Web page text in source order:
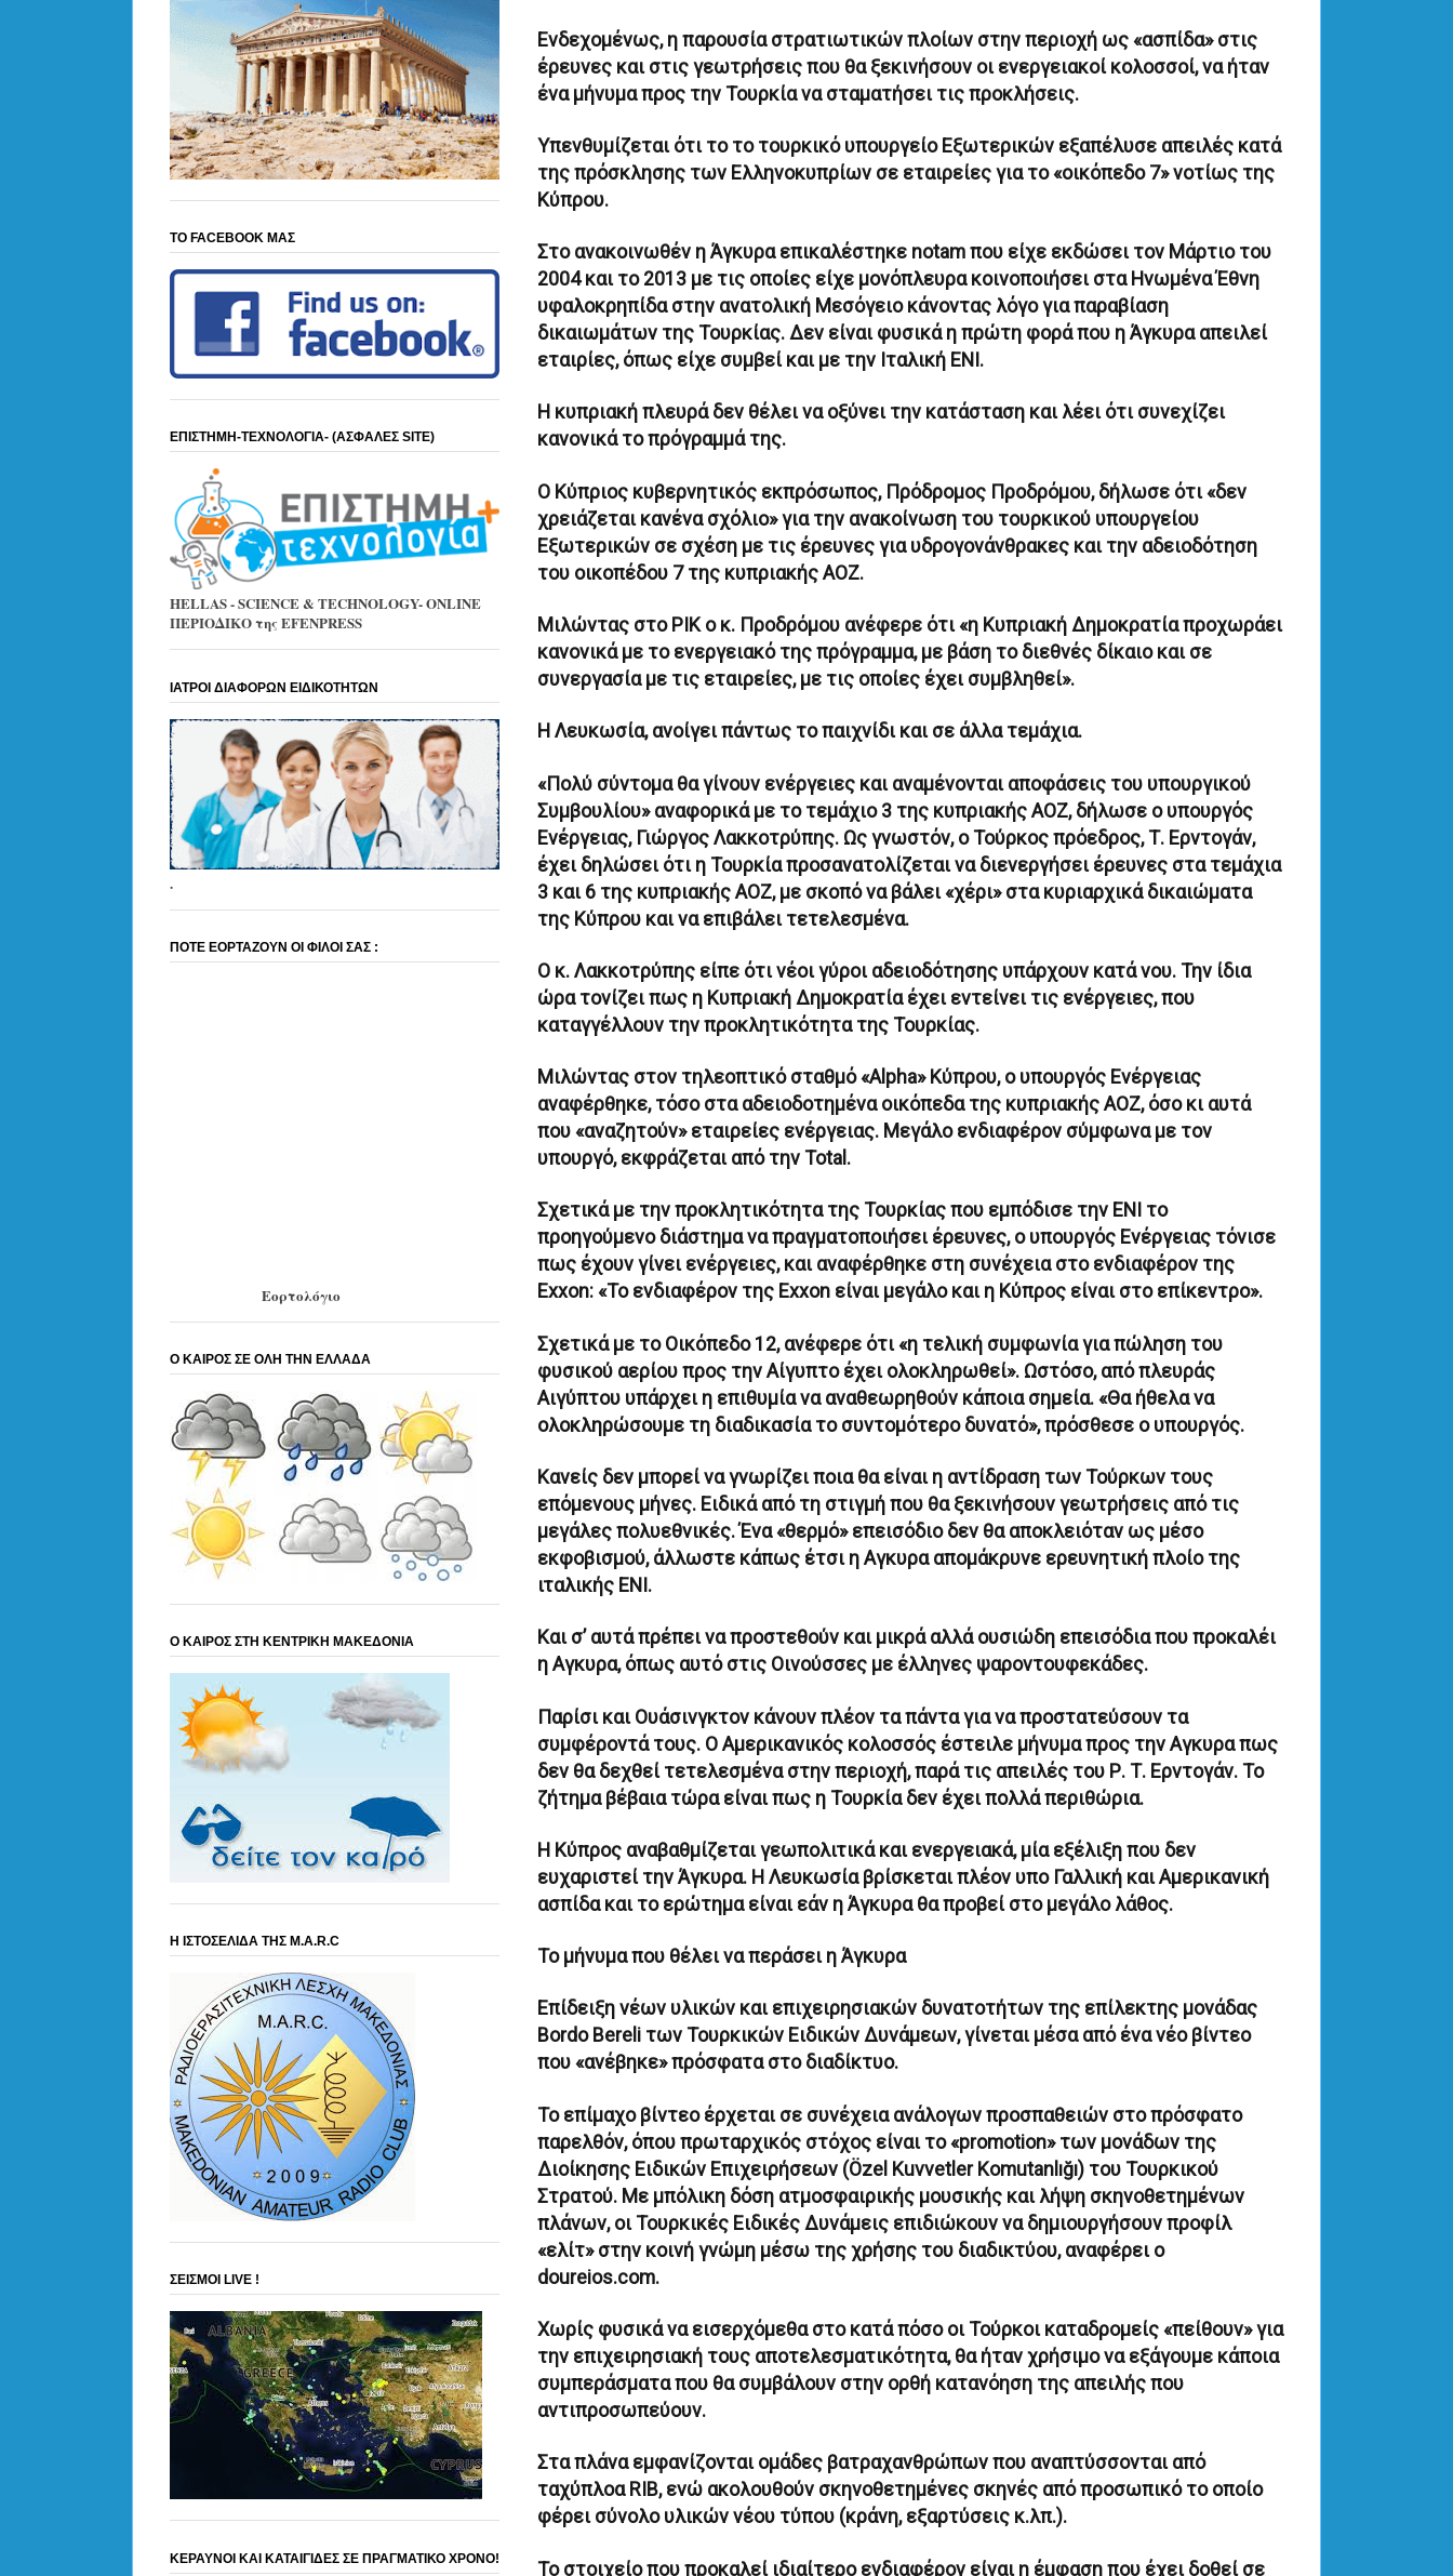
Ενδεχομένως, η παρουσία στρατιωτικών πλοίων στην περιοχή ως «ασπίδα» στις
έρευνες και στις γεωτρήσεις που θα ξεκινήσουν οι ενεργειακοί κολοσσοί, να ήταν
ένα μήνυμα προς την Τουρκία να σταματήσει τις προκλήσεις.
Υπενθυμίζεται ότι το το τουρκικό υπουργείο Εξωτερικών εξαπέλυσε απειλές κατά
της πρόσκλησης των Ελληνοκυπρίων σε εταιρείες για το «οικόπεδο 7» νοτίως της
Κύπρου.
Στο ανακοινωθέν η Άγκυρα επικαλέστηκε notam που είχε εκδώσει τον Μάρτιο του
2004 και το 2013 με τις οποίες είχε μονόπλευρα κοινοποιήσει στα Ηνωμένα Έθνη
υφαλοκρηπίδα στην ανατολική Μεσόγειο κάνοντας λόγο για παραβίαση
δικαιωμάτων της Τουρκίας. Δεν είναι φυσικά η πρώτη φορά που η Άγκυρα απειλεί
εταιρίες, όπως είχε συμβεί και με την Ιταλική ΕΝΙ.
Η κυπριακή πλευρά δεν θέλει να οξύνει την κατάσταση και λέει ότι συνεχίζει
κανονικά το πρόγραμμά της.
Ο Κύπριος κυβερνητικός εκπρόσωπος, Πρόδρομος Προδρόμου, δήλωσε ότι «δεν
χρειάζεται κανένα σχόλιο» για την ανακοίνωση του τουρκικού υπουργείου
Εξωτερικών σε σχέση με τις έρευνες για υδρογονάνθρακες και την αδειοδότηση
του οικοπέδου 7 της κυπριακής ΑΟΖ.
Μιλώντας στο ΡΙΚ ο κ. Προδρόμου ανέφερε ότι «η Κυπριακή Δημοκρατία προχωράει
κανονικά με το ενεργειακό της πρόγραμμα, με βάση το διεθνές δίκαιο και σε
συνεργασία με τις εταιρείες, με τις οποίες έχει συμβληθεί».
Η Λευκωσία, ανοίγει πάντως το παιχνίδι και σε άλλα τεμάχια.
«Πολύ σύντομα θα γίνουν ενέργειες και αναμένονται αποφάσεις του υπουργικού
Συμβουλίου» αναφορικά με το τεμάχιο 3 της κυπριακής ΑΟΖ, δήλωσε ο υπουργός
Ενέργειας, Γιώργος Λακκοτρύπης. Ως γνωστόν, ο Τούρκος πρόεδρος, Τ. Ερντογάν,
έχει δηλώσει ότι η Τουρκία προσανατολίζεται να διενεργήσει έρευνες στα τεμάχια
3 και 6 της κυπριακής ΑΟΖ, με σκοπό να βάλει «χέρι» στα κυριαρχικά δικαιώματα
της Κύπρου και να επιβάλει τετελεσμένα.
Ο κ. Λακκοτρύπης είπε ότι νέοι γύροι αδειοδότησης υπάρχουν κατά νου. Την ίδια
ώρα τονίζει πως η Κυπριακή Δημοκρατία έχει εντείνει τις ενέργειες, που
καταγγέλλουν την προκλητικότητα της Τουρκίας.
Μιλώντας στον τηλεοπτικό σταθμό «Alpha» Κύπρου, o υπουργός Ενέργειας
αναφέρθηκε, τόσο στα αδειοδοτημένα οικόπεδα της κυπριακής ΑΟΖ, όσο κι αυτά
που «αναζητούν» εταιρείες ενέργειας. Μεγάλο ενδιαφέρον σύμφωνα με τον
υπουργό, εκφράζεται από την Total.
Σχετικά με την προκλητικότητα της Τουρκίας που εμπόδισε την ΕΝΙ το
προηγούμενο διάστημα να πραγματοποιήσει έρευνες, ο υπουργός Ενέργειας τόνισε
πως έχουν γίνει ενέργειες, και αναφέρθηκε στη συνέχεια στο ενδιαφέρον της
Exxon: «Το ενδιαφέρον της Exxon είναι μεγάλο και η Κύπρος είναι στο επίκεντρο».
Σχετικά με το Οικόπεδο 12, ανέφερε ότι «η τελική συμφωνία για πώληση του
φυσικού αερίου προς την Αίγυπτο έχει ολοκληρωθεί». Ωστόσο, από πλευράς
Αιγύπτου υπάρχει η επιθυμία να αναθεωρηθούν κάποια σημεία. «Θα ήθελα να
ολοκληρώσουμε τη διαδικασία το συντομότερο δυνατό», πρόσθεσε ο υπουργός.
Κανείς δεν μπορεί να γνωρίζει ποια θα είναι η αντίδραση των Τούρκων τους
επόμενους μήνες. Ειδικά από τη στιγμή που θα ξεκινήσουν γεωτρήσεις από τις
μεγάλες πολυεθνικές. Ένα «θερμό» επεισόδιο δεν θα αποκλειόταν ως μέσο
εκφοβισμού, άλλωστε κάπως έτσι η Αγκυρα απομάκρυνε ερευνητική πλοίο της
ιταλικής ΕΝΙ.
Και σ’ αυτά πρέπει να προστεθούν και μικρά αλλά ουσιώδη επεισόδια που προκαλέι
η Αγκυρα, όπως αυτό στις Οινούσσες με έλληνες ψαροντουφεκάδες.
Παρίσι και Ουάσινγκτον κάνουν πλέον τα πάντα για να προστατεύσουν τα
συμφέροντά τους. Ο Αμερικανικός κολοσσός έστειλε μήνυμα προς την Αγκυρα πως
δεν θα δεχθεί τετελεσμένα στην περιοχή, παρά τις απειλές του Ρ. Τ. Ερντογάν. Το
ζήτημα βέβαια τώρα είναι πως η Τουρκία δεν έχει πολλά περιθώρια.
Η Κύπρος αναβαθμίζεται γεωπολιτικά και ενεργειακά, μία εξέλιξη που δεν
ευχαριστεί την Άγκυρα. H Λευκωσία βρίσκεται πλέον υπο Γαλλική και Αμερικανική
ασπίδα και το ερώτημα είναι εάν η Άγκυρα θα προβεί στο μεγάλο λάθος.
Το μήνυμα που θέλει να περάσει η Άγκυρα
Επίδειξη νέων υλικών και επιχειρησιακών δυνατοτήτων της επίλεκτης μονάδας
Bordo Bereli των Τουρκικών Ειδικών Δυνάμεων, γίνεται μέσα από ένα νέο βίντεο
που «ανέβηκε» πρόσφατα στο διαδίκτυο.
Το επίμαχο βίντεο έρχεται σε συνέχεια ανάλογων προσπαθειών στο πρόσφατο
παρελθόν, όπου πρωταρχικός στόχος είναι το «promotion» των μονάδων της
Διοίκησης Ειδικών Επιχειρήσεων (Özel Kuvvetler Komutanlığı) του Τουρκικού
Στρατού. Με μπόλικη δόση ατμοσφαιρικής μουσικής και λήψη σκηνοθετημένων
πλάνων, οι Τουρκικές Ειδικές Δυνάμεις επιδιώκουν να δημιουργήσουν προφίλ
«ελίτ» στην κοινή γνώμη μέσω της χρήσης του διαδικτύου, αναφέρει ο
doureios.com.
Χωρίς φυσικά να εισερχόμεθα στο κατά πόσο οι Τούρκοι καταδρομείς «πείθουν» για
την επιχειρησιακή τους αποτελεσματικότητα, θα ήταν χρήσιμο να εξάγουμε κάποια
συμπεράσματα που θα συμβάλουν στην ορθή κατανόηση της απειλής που
αντιπροσωπεύουν.
Στα πλάνα εμφανίζονται ομάδες βατραχανθρώπων που αναπτύσσονται από
ταχύπλοα RIB, ενώ ακολουθούν σκηνοθετημένες σκηνές από προσωπικό το οποίο
φέρει σύνολο υλικών νέου τύπου (κράνη, εξαρτύσεις κ.λπ.).
Το στοιχείο που προκαλεί ιδιαίτερο ενδιαφέρον είναι η έμφαση που έχει δοθεί σε
ΤΟ FACEBOOK ΜΑΣ
ΕΠΙΣΤΗΜΗ-ΤΕΧΝΟΛΟΓΙΑ- (ΑΣΦΑΛΕΣ SITE)
HELLAS - SCIENCE & TECHNOLOGY- ONLINE
ΠΕΡΙΟΔΙΚΟ της EFENPRESS
ΙΑΤΡΟΙ ΔΙΑΦΟΡΩΝ ΕΙΔΙΚΟΤΗΤΩΝ
.
ΠΟΤΕ ΕΟΡΤΑΖΟΥΝ ΟΙ ΦΙΛΟΙ ΣΑΣ :
Εορτολόγιο
Ο ΚΑΙΡΟΣ ΣΕ ΟΛΗ ΤΗΝ ΕΛΛΑΔΑ
Ο ΚΑΙΡΟΣ ΣΤΗ ΚΕΝΤΡΙΚΗ ΜΑΚΕΔΟΝΙΑ
Η ΙΣΤΟΣΕΛΙΔΑ ΤΗΣ M.A.R.C
ΣΕΙΣΜΟΙ LIVE !
ΚΕΡΑΥΝΟΙ ΚΑΙ ΚΑΤΑΙΓΙΔΕΣ ΣΕ ΠΡΑΓΜΑΤΙΚΟ ΧΡΟΝΟ!